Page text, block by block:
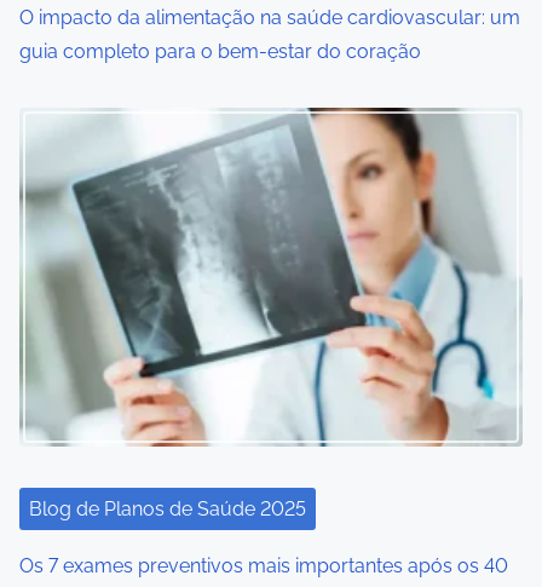
o
n
O impacto da alimentação na saúde cardiovascular: um
guia completo para o bem-estar do coração
Blog de Planos de Saúde 2025
Os 7 exames preventivos mais importantes após os 40